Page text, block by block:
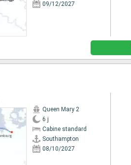
09/12/2027
Queen Mary 2
6 j
Cabine standard
Southampton
08/10/2027